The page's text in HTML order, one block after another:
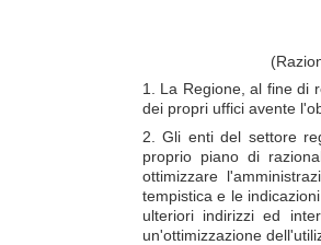
1. La Regione, al fine di
dei propri uffici avente
2. Gli enti del settore
proprio piano di
ottimizzare
tempistica e le
ulteriori indirizzi ed
un'ottimizzazione